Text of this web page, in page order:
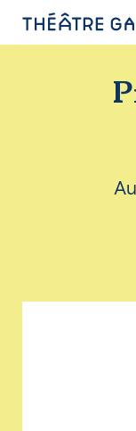
INFOS
AVEC
LES